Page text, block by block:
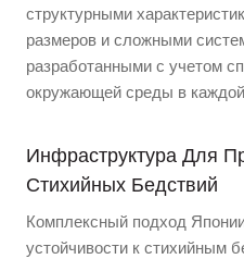
структурными
размеров и сложными
разработанными с учетом
окружающей среды в каждой
Инфраструктура Для
Стихийных Бедствий
Комплексный подход
устойчивости к стихийным